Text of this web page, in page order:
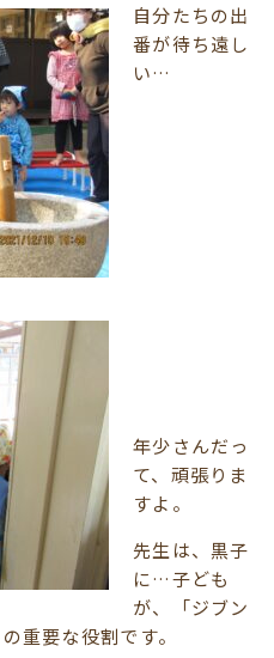
自分たちの出
番が待ち遠し
い…
年少さんだっ
て、頑張りま
すよ。
先生は、黒子
に…子ども
が、「ジブン
重要な役割です。